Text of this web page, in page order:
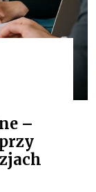
–